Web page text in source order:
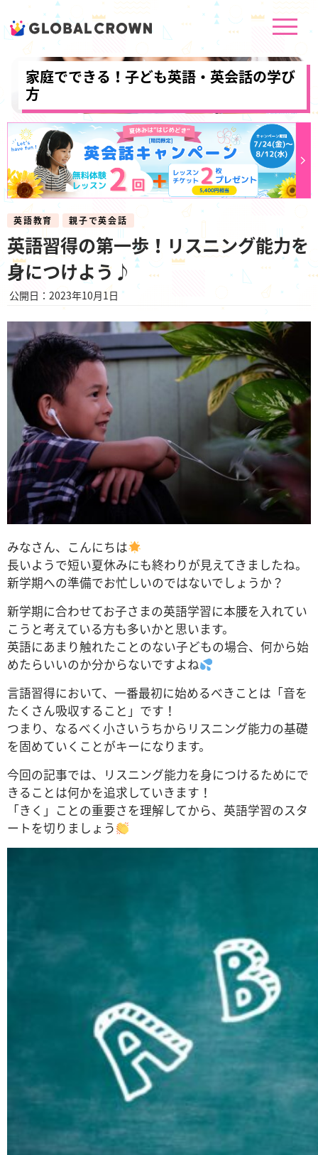
家庭でできる！子ども英語・英会話の学び
方
英語教育 親子で英会話
英語習得の第一歩！リスニング能力を
身につけよう♪
公開日：2023年10月1日
みなさん、こんにちは
長いようで短い夏休みにも終わりが見えてきましたね。
新学期への準備でお忙しいのではないでしょうか？
新学期に合わせてお子さまの英語学習に本腰を入れてい
こうと考えている方も多いかと思います。
英語にあまり触れたことのない子どもの場合、何から始
めたらいいのか分からないですよね
言語習得において、一番最初に始めるべきことは「音を
たくさん吸収すること」です！
つまり、なるべく小さいうちからリスニング能力の基礎
を固めていくことがキーになります。
今回の記事では、リスニング能力を身につけるためにで
きることは何かを追求していきます！
「きく」ことの重要さを理解してから、英語学習のスタ
ートを切りましょう